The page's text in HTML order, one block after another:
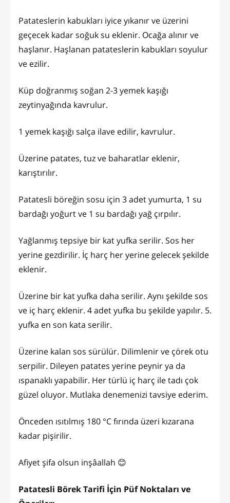
Patateslerin kabukları iyice yıkanır ve üzerini
geçecek kadar soğuk su eklenir. Ocağa alınır ve
haşlanır. Haşlanan patateslerin kabukları soyulur
ve ezilir.
Küp doğranmış soğan 2-3 yemek kaşığı
zeytinyağında kavrulur.
1 yemek kaşığı salça ilave edilir, kavrulur.
Üzerine patates, tuz ve baharatlar eklenir,
karıştırılır.
Patatesli böreğin sosu için 3 adet yumurta, 1 su
bardağı yoğurt ve 1 su bardağı yağ çırpılır.
Yağlanmış tepsiye bir kat yufka serilir. Sos her
yerine gezdirilir. İç harç her yerine gelecek şekilde
eklenir.
Üzerine bir kat yufka daha serilir. Aynı şekilde sos
ve iç harç eklenir. 4 adet yufka bu şekilde yapılır. 5.
yufka en son kata serilir.
Üzerine kalan sos sürülür. Dilimlenir ve çörek otu
serpilir. Dileyen patates yerine peynir ya da
ıspanaklı yapabilir. Her türlü iç harç ile tadı çok
güzel oluyor. Mutlaka denemenizi tavsiye ederim.
Önceden ısıtılmış 180 °C fırında üzeri kızarana
kadar pişirilir.
Afiyet şifa olsun inşâallah 😊
Patatesli Börek Tarifi İçin Püf Noktaları ve